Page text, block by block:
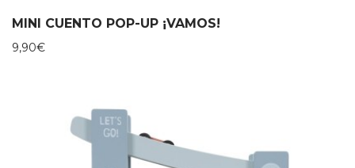
MINI CUENTO POP-UP ¡VAMOS!
9,90€